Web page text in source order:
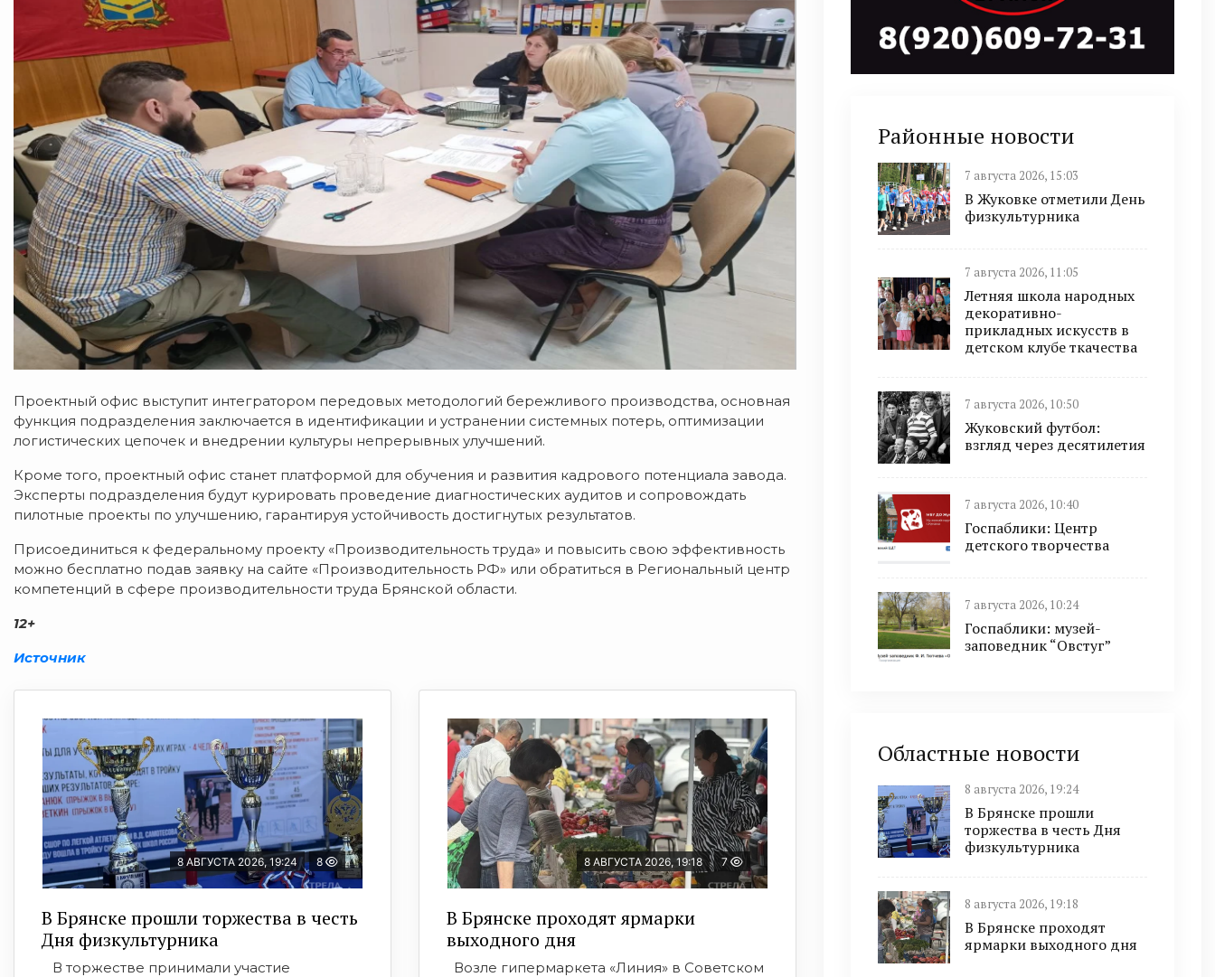
Проектный офис выступит интегратором передовых методологий бережливого производства, основная
функция подразделения заключается в идентификации и устранении системных потерь, оптимизации
логистических цепочек и внедрении культуры непрерывных улучшений.
Кроме того, проектный офис станет платформой для обучения и развития кадрового потенциала завода.
Эксперты подразделения будут курировать проведение диагностических аудитов и сопровождать
пилотные проекты по улучшению, гарантируя устойчивость достигнутых результатов.
Присоединиться к федеральному проекту «Производительность труда» и повысить свою эффективность
можно бесплатно подав заявку на сайте «Производительность РФ» или обратиться в Региональный центр
компетенций в сфере производительности труда Брянской области.
12+
Источник
8 АВГУСТА 2026, 19:24 8
В Брянске прошли торжества в честь
Дня физкультурника
В торжестве принимали участие
8 АВГУСТА 2026, 19:18 7
В Брянске проходят ярмарки
выходного дня
Возле гипермаркета «Линия» в Советском
Районные новости
7 августа 2026, 15:03
В Жуковке отметили День
физкультурника
7 августа 2026, 11:05
Летняя школа народных
декоративно-
прикладных искусств в
детском клубе ткачества
7 августа 2026, 10:50
Жуковский футбол:
взгляд через десятилетия
7 августа 2026, 10:40
Госпаблики: Центр
детского творчества
7 августа 2026, 10:24
Госпаблики: музей-
заповедник “Овстуг”
Областные новости
8 августа 2026, 19:24
В Брянске прошли
торжества в честь Дня
физкультурника
8 августа 2026, 19:18
В Брянске проходят
ярмарки выходного дня